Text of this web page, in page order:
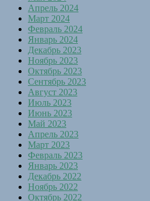
Апрель 2024
Март 2024
Февраль 2024
Январь 2024
Декабрь 2023
Ноябрь 2023
Октябрь 2023
Сентябрь 2023
Август 2023
Июль 2023
Июнь 2023
Май 2023
Апрель 2023
Март 2023
Февраль 2023
Январь 2023
Декабрь 2022
Ноябрь 2022
Октябрь 2022